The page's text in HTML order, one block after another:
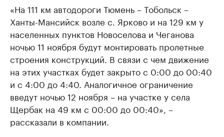
«На 111 км автодороги Тюмень – Тобольск –
Ханты-Мансийск возле с. Ярково и на 129 км у
населенных пунктов Новоселова и Чеганова
ночью 11 ноября будут монтировать пролетные
строения конструкций. В связи с чем движение
на этих участках будет закрыто с 0:00 до 00:40
и с 4:00 до 4:40. Аналогичное ограничение
введут ночью 12 ноября – на участке у села
Щербак на 49 км с 00:00 до 00:40», –
рассказали в компании.